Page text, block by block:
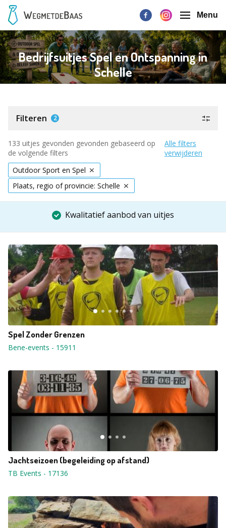
Menu
Bedrijfsuitjes Spel en Ontspanning in
Schelle
Filteren 2
133 uitjes gevonden gevonden gebaseerd op
de volgende filters
Alle filters
verwijderen
Outdoor Sport en Spel
Plaats, regio of provincie: Schelle
Kwalitatief aanbod van uitjes
Spel Zonder Grenzen
Bene-events - 15911
Jachtseizoen (begeleiding op afstand)
TB Events - 17136